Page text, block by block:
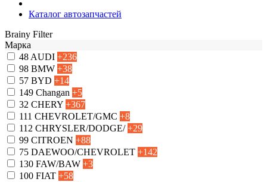
Каталог автозапчастей
Brainy Filter
Марка
48 AUDI +236
98 BMW +38
57 BYD +14
149 Changan +5
32 CHERY +367
111 CHEVROLET/GMC +8
112 CHRYSLER/DODGE/+29
99 CITROEN +88
75 DAEWOO/CHEVROLET +142
130 FAW/BAW +3
100 FIAT +58